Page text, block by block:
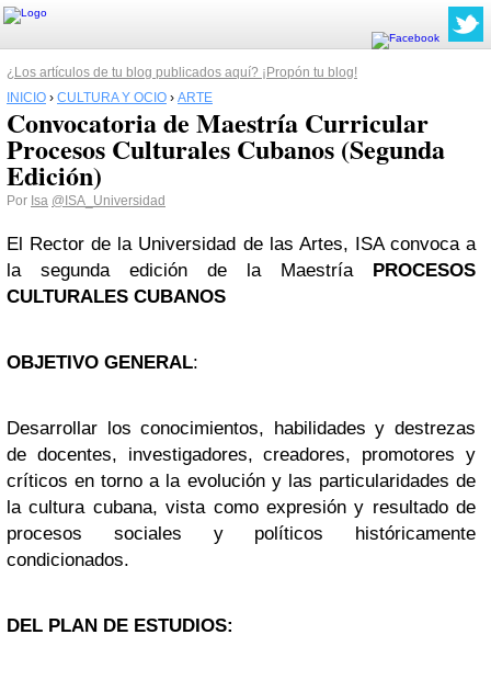
¿Los artículos de tu blog publicados aquí? ¡Propón tu blog!
INICIO › CULTURA Y OCIO › ARTE
Convocatoria de Maestría Curricular
Procesos Culturales Cubanos (Segunda
Edición)
Por Isa @ISA_Universidad
El Rector de la Universidad de las Artes, ISA convoca a
la segunda edición de la Maestría PROCESOS
CULTURALES CUBANOS
OBJETIVO GENERAL:
Desarrollar los conocimientos, habilidades y destrezas
de docentes, investigadores, creadores, promotores y
críticos en torno a la evolución y las particularidades de
la cultura cubana, vista como expresión y resultado de
procesos sociales y políticos históricamente
condicionados.
DEL PLAN DE ESTUDIOS: